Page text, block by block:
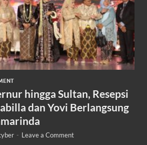
hingga Sultan, Resepsi
dan Yovi Berlangsung
- Leave a Comment